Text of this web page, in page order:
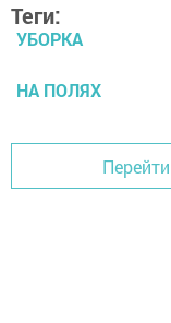
Теги:
УБОРКА
НА ПОЛЯХ